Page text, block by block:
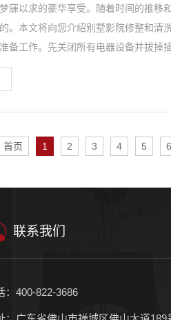
寐以求的豪华享受。随着时间的推移
。本文将向您介绍别墅影院修整和清
备工作。先关闭所有电器设备并拔掉
首页 1 2 3 4 5 6
联系我们
：400-822-3686